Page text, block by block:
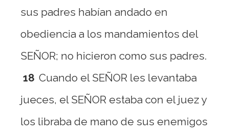
sus padres habían andado en
obediencia a los mandamientos del
SEÑOR; no hicieron como sus padres.
18 Cuando el SEÑOR les levantaba
jueces, el SEÑOR estaba con el juez y
los libraba de mano de sus enemigos